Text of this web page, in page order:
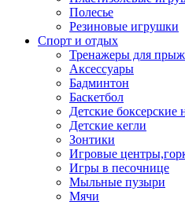
Полесье
Резиновые игрушки
Спорт и отдых
Тренажеры для
Аксессуары
Бадминтон
Баскетбол
Детские боксерские
Детские кегли
Зонтики
Игровые
Игры в песочнице
Мыльные пузыри
Мячи